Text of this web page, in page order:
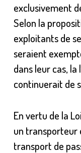
exclusivement
Selon la
exploitants de
seraient
dans leur cas,
continuerait de
En vertu de la
un transporteur
transport de